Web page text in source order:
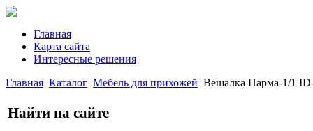
Главная
Карта сайта
Интересные решения
Главная Каталог Мебель для прихожей Вешалка Парма-1/1
Найти на сайте